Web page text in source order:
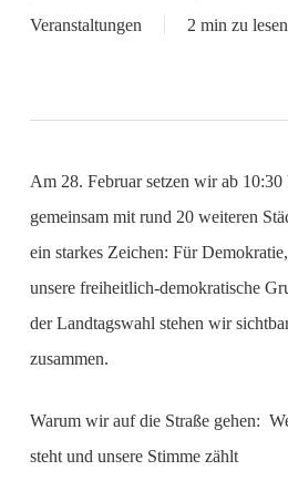
Veranstaltungen
2 min zu lesen
Am 28. Februar setzen wir ab
gemeinsam mit rund 20 weiteren
ein starkes Zeichen: Für
unsere freiheitlich-demokratische
der Landtagswahl stehen wir
zusammen.
Warum wir auf die Straße gehen:
steht und unsere Stimme zählt